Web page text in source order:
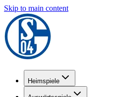
Skip to main content
Heimspiele